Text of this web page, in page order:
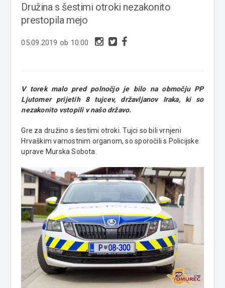
Družina s šestimi otroki nezakonito
prestopila mejo
05.09.2019 ob 10:00
V torek malo pred polnočjo je bilo na območju PP
Ljutomer prijetih 8 tujcev, državljanov Iraka, ki so
nezakonito vstopili v našo državo.
Gre za družino s šestimi otroki. Tujci so bili vrnjeni
Hrvaškim varnostnim organom, so sporočili s Policijske
uprave Murska Sobota.